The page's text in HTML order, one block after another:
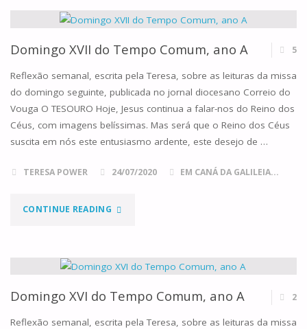
DO
TEMPO
COMUM,
ANO
A"
Domingo XVII do Tempo Comum, ano A 5
Reflexão semanal, escrita pela Teresa, sobre as leituras da missa
do domingo seguinte, publicada no jornal diocesano Correio do
Vouga O TESOURO Hoje, Jesus continua a falar-nos do Reino dos
Céus, com imagens belíssimas. Mas será que o Reino dos Céus
suscita em nós este entusiasmo ardente, este desejo de …
TERESA POWER 24/07/2020 EM CANÁ DA GALILEIA...
CONTINUE READING"DOMINGO
DO
TEMPO
COMUM,
Domingo XVI do Tempo Comum, ano A 2
Reflexão semanal, escrita pela Teresa, sobre as leituras da missa